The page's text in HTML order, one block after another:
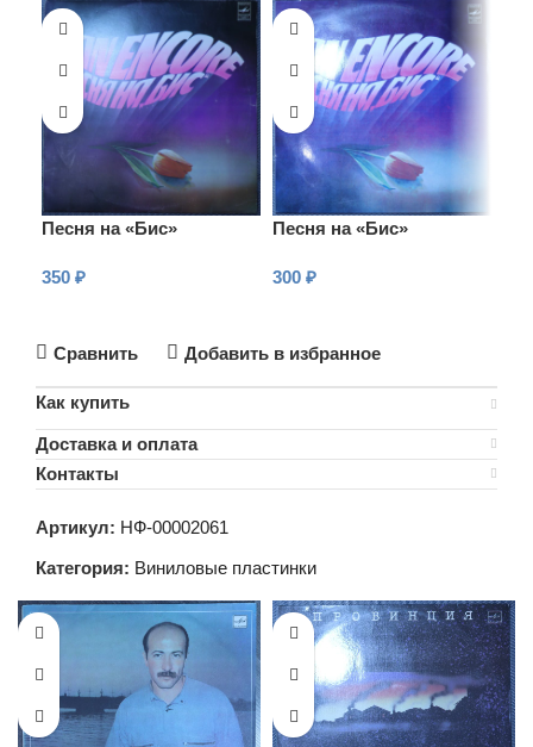
Песня на «Бис»
350 ₽
Песня на «Бис»
300 ₽
Сравнить Добавить в избранное
Как купить
Доставка и оплата
Контакты
Артикул: НФ-00002061
Категория: Виниловые пластинки